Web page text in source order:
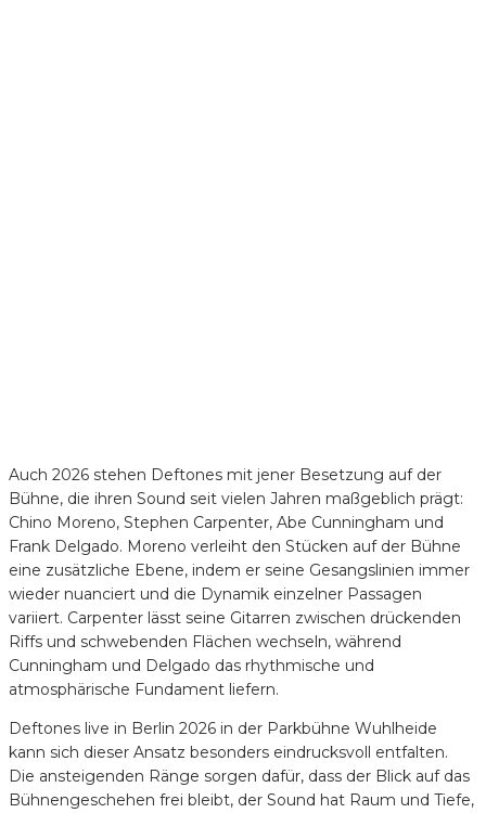
Auch 2026 stehen Deftones mit jener Besetzung auf der
Bühne, die ihren Sound seit vielen Jahren maßgeblich prägt:
Chino Moreno, Stephen Carpenter, Abe Cunningham und
Frank Delgado. Moreno verleiht den Stücken auf der Bühne
eine zusätzliche Ebene, indem er seine Gesangslinien immer
wieder nuanciert und die Dynamik einzelner Passagen
variiert. Carpenter lässt seine Gitarren zwischen drückenden
Riffs und schwebenden Flächen wechseln, während
Cunningham und Delgado das rhythmische und
atmosphärische Fundament liefern.
Deftones live in Berlin 2026 in der Parkbühne Wuhlheide
kann sich dieser Ansatz besonders eindrucksvoll entfalten.
Die ansteigenden Ränge sorgen dafür, dass der Blick auf das
Bühnengeschehen frei bleibt, der Sound hat Raum und Tiefe,